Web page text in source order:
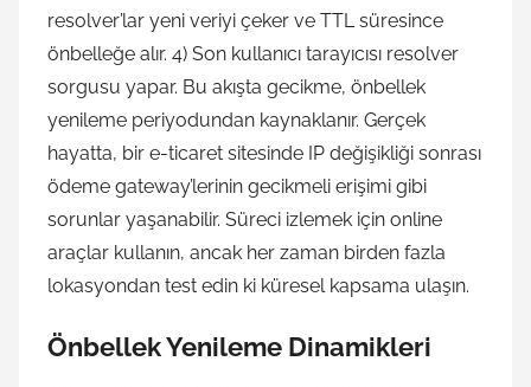
resolver’lar yeni veriyi çeker ve TTL süresince
önbelleğe alır. 4) Son kullanıcı tarayıcısı resolver
sorgusu yapar. Bu akışta gecikme, önbellek
yenileme periyodundan kaynaklanır. Gerçek
hayatta, bir e-ticaret sitesinde IP değişikliği sonrası
ödeme gateway’lerinin gecikmeli erişimi gibi
sorunlar yaşanabilir. Süreci izlemek için online
araçlar kullanın, ancak her zaman birden fazla
lokasyondan test edin ki küresel kapsama ulaşın.
Önbellek Yenileme Dinamikleri